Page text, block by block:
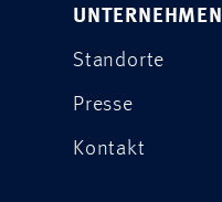
UNTERNEHMEN
Standorte
Presse
Kontakt